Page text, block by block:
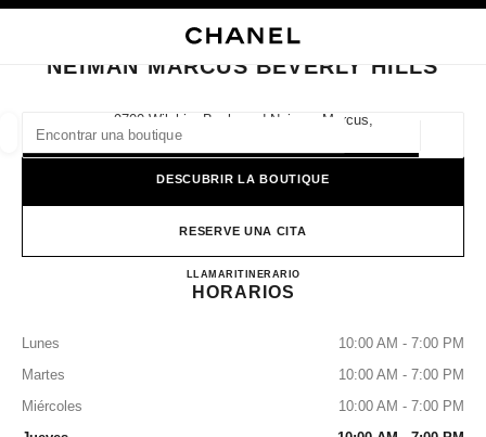
las sugerencias se muestran debajo de esta barra de búsqueda
0 Sugerencias disponibles
CERRAR TARJETA DE BOUTIQUE NEIMAN MARCUS BEVERLY HILLS
NEIMAN MARCUS BEVERLY HILLS
9700 Wilshire Boulevard Neiman Marcus,
90212 Beverly Hills, Ca
DESCUBRIR LA BOUTIQUE
RESERVE UNA CITA
LLAMAR3105505900ITINERARIONEIMAN MARCUS
HORARIOS
Lunes
10:00 AM - 7:00 PM
Martes
10:00 AM - 7:00 PM
Miércoles
10:00 AM - 7:00 PM
resultado de los filtros por:
GAFAS RELOJERÍA Y JOYERÍA